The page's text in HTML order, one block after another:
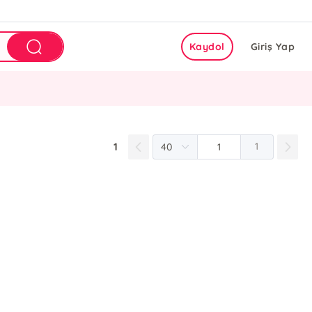
Giriş Yap
Kaydol
1 1